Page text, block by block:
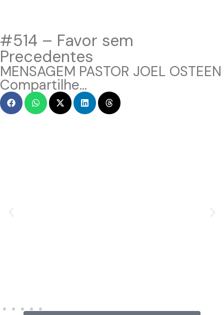
#514 – Favor sem
Precedentes
MENSAGEM PASTOR JOEL OSTEEN
Compartilhe...